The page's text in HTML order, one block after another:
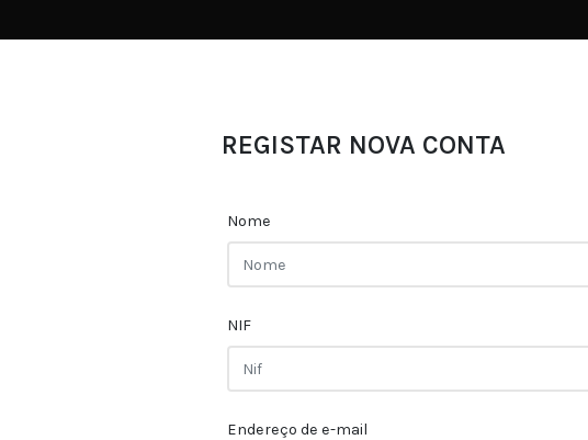
REGISTAR NOVA CONTA
Nome
NIF
Endereço de e-mail